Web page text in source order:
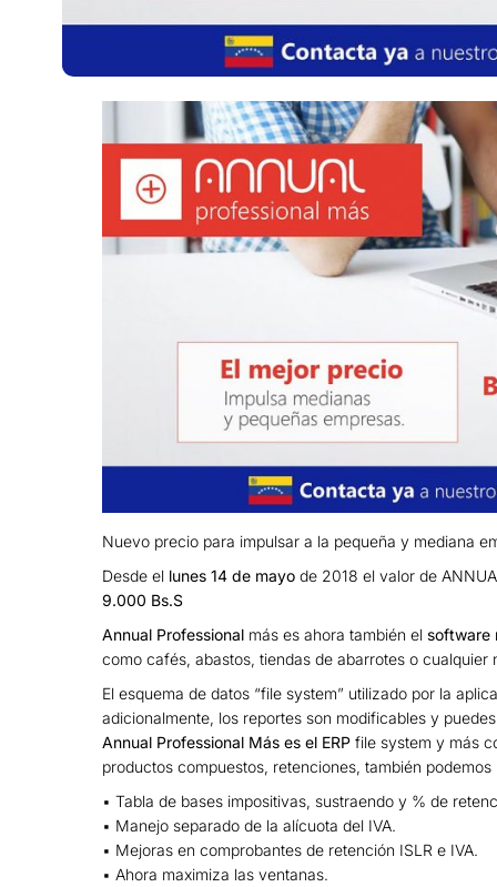
Nuevo precio para impulsar a la pequeña y mediana
Desde ellunes 14 de mayode 2018 el valor de
9.000 Bs.S
Annual Professionalmás es ahora también el software
como cafés, abastos, tiendas de abarrotes o
El esquema de datos “file system” utilizado por la
adicionalmente, los reportes son modificables y
Annual Professional Más es el ERPfile system y más
productos compuestos, retenciones, también
▪ Tabla de bases impositivas, sustraendo y % de
▪ Manejo separado de la alícuota del IVA.
▪ Mejoras en comprobantes de retención ISLR e IVA.
▪ Ahora maximiza las ventanas.